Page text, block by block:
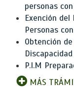
personas
Exención
Personas
Obtención
Discapacidad
P.I.M
MÁS